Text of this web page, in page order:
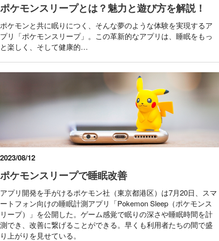
ポケモンスリープとは？魅力と遊び方を解説！
ポケモンと共に眠りにつく、そんな夢のような体験を実現するア
プリ「ポケモンスリープ」。この革新的なアプリは、睡眠をもっ
と楽しく、そして健康的…
ポケモンスリープで睡眠改善
2023/08/12
アプリ開発を手がけるポケモン社（東京都港区）は7月20日、スマ
ートフォン向けの睡眠計測アプリ「Pokemon Sleep（ポケモンス
リープ）」を公開した。ゲーム感覚で眠りの深さや睡眠時間を計
測でき、改善に繋げることができる。早くも利用者たちの間で盛
り上がりを見せている。